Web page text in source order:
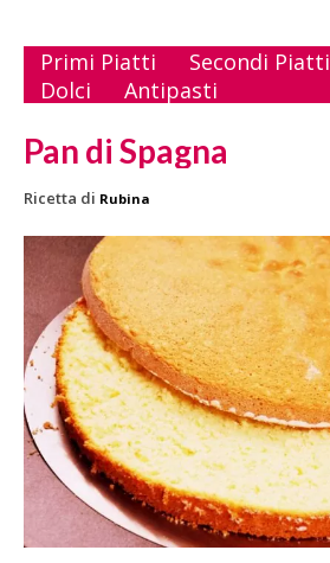
Primi Piatti Secondi Piatti
Dolci
Antipasti
Pan di Spagna
Ricetta di Rubina